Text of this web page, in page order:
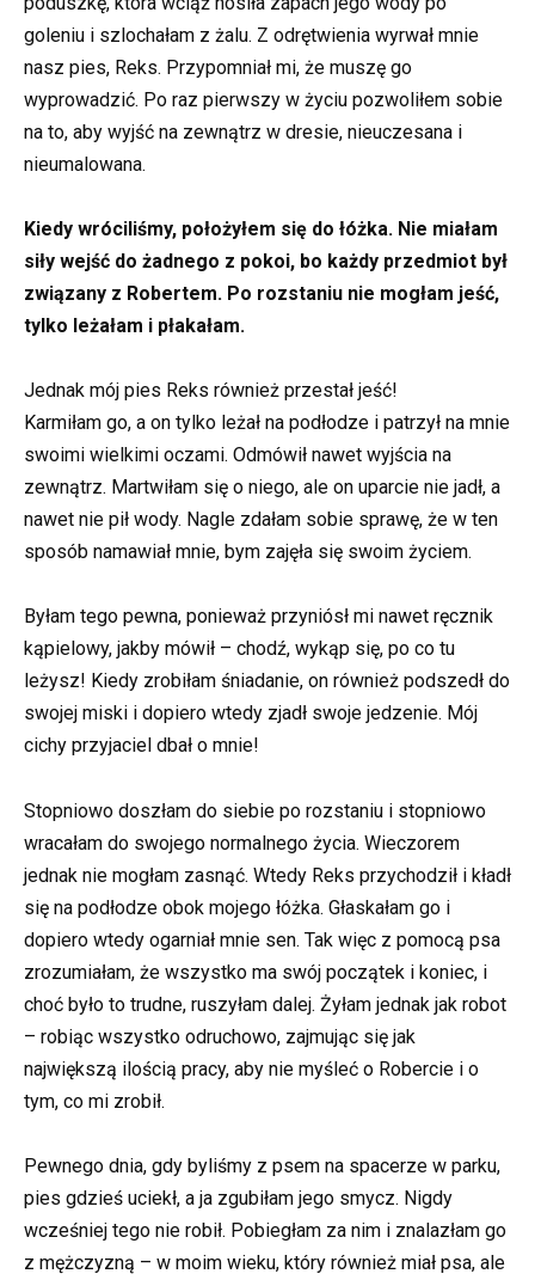
goleniu i szlochałam z żalu. Z odrętwienia wyrwał mnie
nasz pies, Reks. Przypomniał mi, że muszę go
wyprowadzić. Po raz pierwszy w życiu pozwoliłem sobie
na to, aby wyjść na zewnątrz w dresie, nieuczesana i
nieumalowana.
Kiedy wróciliśmy, położyłem się do łóżka. Nie miałam
siły wejść do żadnego z pokoi, bo każdy przedmiot był
związany z Robertem. Po rozstaniu nie mogłam jeść,
tylko leżałam i płakałam.
Jednak mój pies Reks również przestał jeść!
Karmiłam go, a on tylko leżał na podłodze i patrzył na mnie
swoimi wielkimi oczami. Odmówił nawet wyjścia na
zewnątrz. Martwiłam się o niego, ale on uparcie nie jadł, a
nawet nie pił wody. Nagle zdałam sobie sprawę, że w ten
sposób namawiał mnie, bym zajęła się swoim życiem.
Byłam tego pewna, ponieważ przyniósł mi nawet ręcznik
kąpielowy, jakby mówił – chodź, wykąp się, po co tu
leżysz! Kiedy zrobiłam śniadanie, on również podszedł do
swojej miski i dopiero wtedy zjadł swoje jedzenie. Mój
cichy przyjaciel dbał o mnie!
Stopniowo doszłam do siebie po rozstaniu i stopniowo
wracałam do swojego normalnego życia. Wieczorem
jednak nie mogłam zasnąć. Wtedy Reks przychodził i kładł
się na podłodze obok mojego łóżka. Głaskałam go i
dopiero wtedy ogarniał mnie sen. Tak więc z pomocą psa
zrozumiałam, że wszystko ma swój początek i koniec, i
choć było to trudne, ruszyłam dalej. Żyłam jednak jak robot
– robiąc wszystko odruchowo, zajmując się jak
największą ilością pracy, aby nie myśleć o Robercie i o
tym, co mi zrobił.
Pewnego dnia, gdy byliśmy z psem na spacerze w parku,
pies gdzieś uciekł, a ja zgubiłam jego smycz. Nigdy
wcześniej tego nie robił. Pobiegłam za nim i znalazłam go
z mężczyzną – w moim wieku, który również miał psa, ale